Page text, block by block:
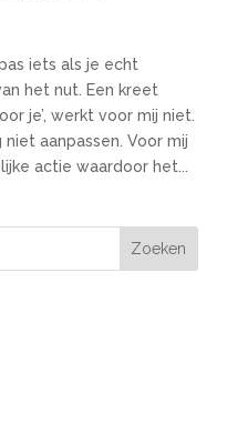
iets als je echt
het nut. Een kreet
je’, werkt voor mij niet.
aanpassen. Voor mij
actie waardoor het...